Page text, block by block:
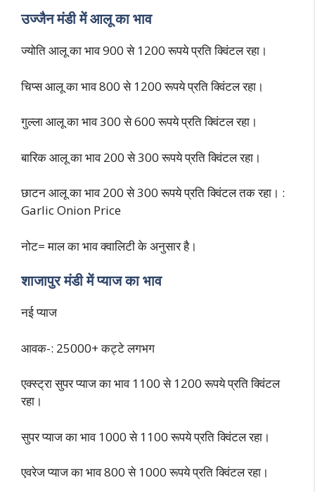
उज्जैन मंडी में आलू का भाव
ज्योति आलू का भाव 900 से 1200 रूपये प्रति क्विंटल रहा।
चिप्स आलू का भाव 800 से 1200 रूपये प्रति क्विंटल रहा।
गुल्ला आलू का भाव 300 से 600 रूपये प्रति क्विंटल रहा।
बारिक आलू का भाव 200 से 300 रूपये प्रति क्विंटल रहा।
छाटन आलू का भाव 200 से 300 रूपये प्रति क्विंटल तक रहा। :
Garlic Onion Price
नोट= माल का भाव क्वालिटी के अनुसार है।
शाजापुर मंडी में प्याज का भाव
नई प्याज
आवक-: 25000+ कट्टे लगभग
एक्स्ट्रा सुपर प्याज का भाव 1100 से 1200 रूपये प्रति क्विंटल
रहा।
सुपर प्याज का भाव 1000 से 1100 रूपये प्रति क्विंटल रहा।
एवरेज प्याज का भाव 800 से 1000 रूपये प्रति क्विंटल रहा।